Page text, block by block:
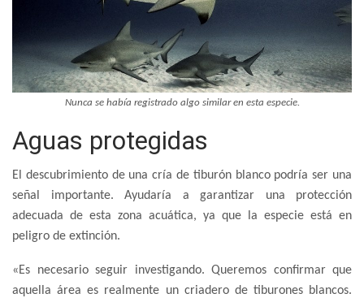
Nunca se había registrado algo similar en esta especie.
Aguas protegidas
El descubrimiento de una cría de tiburón blanco podría ser una
señal importante. Ayudaría a garantizar una protección
adecuada de esta zona acuática, ya que la especie está en
peligro de extinción.
«Es necesario seguir investigando. Queremos confirmar que
aquella área es realmente un criadero de tiburones blancos.